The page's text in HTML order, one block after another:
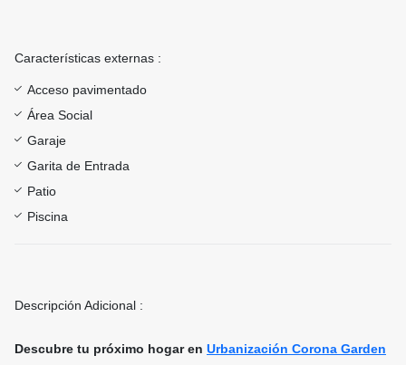
Características externas :
Acceso pavimentado
Área Social
Garaje
Garita de Entrada
Patio
Piscina
Descripción Adicional :
Descubre tu próximo hogar en Urbanización Corona Garden